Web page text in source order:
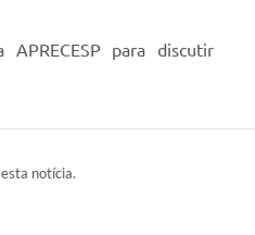
para discutir
notícia.